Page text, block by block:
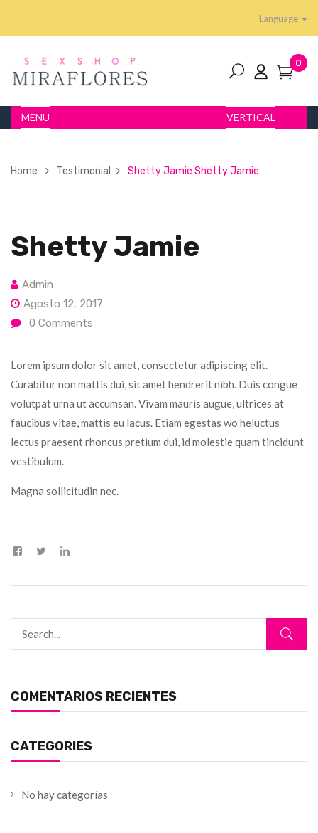
Language
0
MENU VERTICAL
Home Testimonial Shetty Jamie Shetty Jamie
COMENTARIOS RECIENTES
CATEGORIES
No hay categorías
Shetty Jamie
Admin
Agosto 12, 2017
0 Comments
Lorem ipsum dolor sit amet, consectetur adipiscing elit.
Curabitur non mattis dui, sit amet hendrerit nibh. Duis congue
volutpat urna ut accumsan. Vivam mauris augue, ultrices at
faucibus vitae, mattis eu lacus. Etiam egestas wo heluctus
lectus praesent rhoncus pretium dui, id molestie quam tincidunt
vestibulum.
Magna sollicitudin nec.